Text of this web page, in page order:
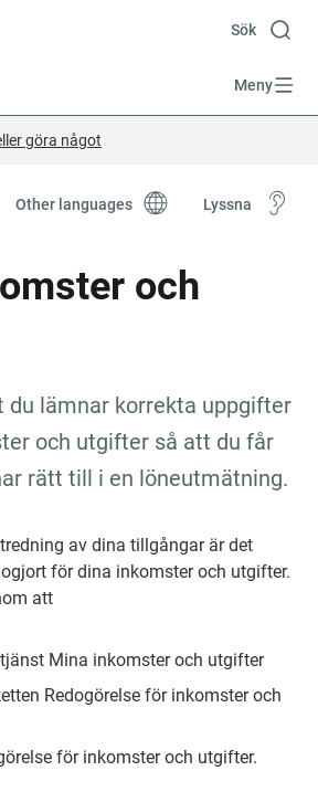
Sök
Meny
göra något
Other languages Lyssna
och
du lämnar korrekta uppgifter
och utgifter så att du får
rätt till i en löneutmätning.
av dina tillgångar är det
för dina inkomster och utgifter.
att
Mina inkomster och utgifter
Redogörelse för inkomster och
för inkomster och utgifter.